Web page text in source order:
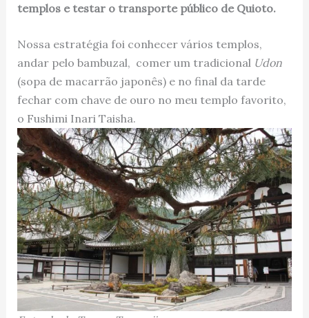
templos e testar o transporte público de Quioto.
Nossa estratégia foi conhecer vários templos,
andar pelo bambuzal, comer um tradicional Udon
(sopa de macarrão japonês) e no final da tarde
fechar com chave de ouro no meu templo favorito,
o Fushimi Inari Taisha.